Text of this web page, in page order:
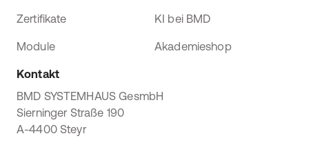
Zertifikate KI bei BMD
Module Akademieshop
Kontakt
BMD SYSTEMHAUS GesmbH
Sierninger Straße 190
A-4400 Steyr